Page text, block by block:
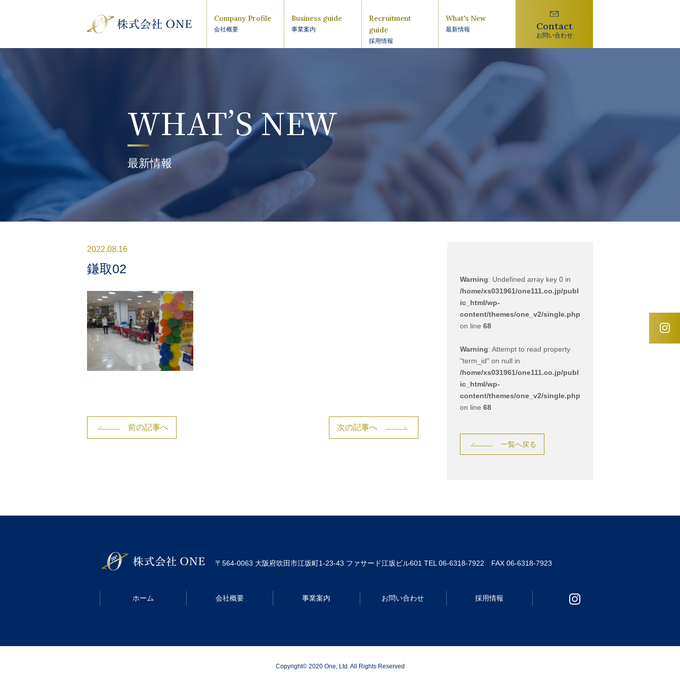
Company Profile
会社概要
Business guide
事業案内
Recruitment
guide
採用情報
What's New
最新情報 Contact
お問い合わせ
WHAT’S NEW
最新情報
2022.08.16
鎌取02
前の記事へ 次の記事へ
Warning: Undefined array key 0 in
/home/xs031961/one111.co.jp/publ
ic_html/wp-
content/themes/one_v2/single.php
on line 68
Warning: Attempt to read property
"term_id" on null in
/home/xs031961/one111.co.jp/publ
ic_html/wp-
content/themes/one_v2/single.php
on line 68
一覧へ戻る
〒564-0063 大阪府吹田市江坂町1-23-43 ファサード江坂ビル601 TEL 06-6318-7922 FAX 06-6318-7923
ホーム 会社概要 事業案内 お問い合わせ 採用情報
Copyright© 2020 One, Ltd. All Rights Reserved